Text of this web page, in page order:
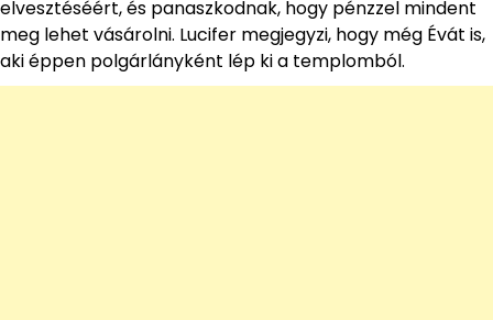
elvesztéséért, és panaszkodnak, hogy pénzzel mindent
meg lehet vásárolni. Lucifer megjegyzi, hogy még Évát is,
aki éppen polgárlányként lép ki a templomból.